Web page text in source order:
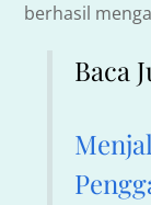
berhasil
Baca